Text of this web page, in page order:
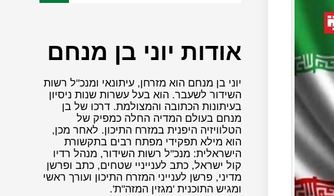
אודות יוני בן מנחם
יוני בן מנחם הוא מזרחן, עיתונאי ומנכ"ל רשות
השידור לשעבר. הוא בעל עשרות שנות ניסיון
בעיתונות הכתובה והמצולמת. דרכו של בן
מנחם בעולם המדיה החלה כמפיק של
הטלוויזיה היפנית במזרח התיכון. לאחר מכן,
הוא מילא תפקידי מפתח רבים בתקשורת
הישראלית: מנכ"ל רשות השידור, מנהל רדיו
קול ישראל, כתב לענייניי שטחים, כתב ופרשן
מדיני, פרשן לענייני המזרח התיכון ועורך ראשי
ומגיש התוכנית 'מגזין המזה"ת'.